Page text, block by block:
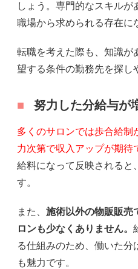
しょう。専門的なスキル
職場から求められる存在に
転職を考えた際も、知識が
望する条件の勤務先を探し
努力した分給与が
多くのサロンでは歩合給制
力次第で収入アップが期待
給料になって反映されると
す。
また、 施術以外の物販販売
ロンも少なくありません。
る仕組みのため、働いた分
も魅力です。